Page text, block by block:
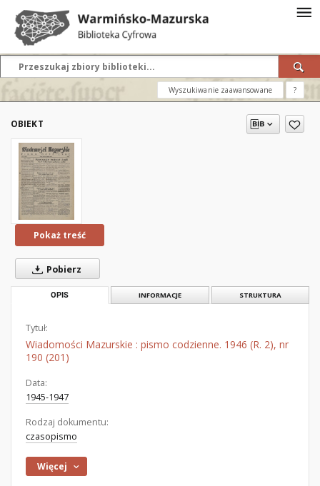
Wyszukiwanie zaawansowane ?
OBIEKT
Pokaż treść
Pobierz
OPIS INFORMACJE STRUKTURA
Tytuł:
Wiadomości Mazurskie : pismo codzienne. 1946 (R. 2), nr
190 (201)
Data:
1945-1947
Rodzaj dokumentu:
czasopismo
Więcej